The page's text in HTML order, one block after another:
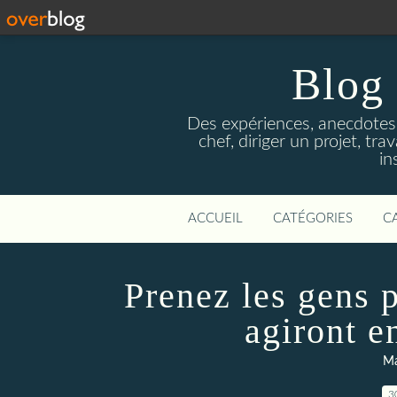
Blog
Des expériences,
chef, diriger un projet,
ACCUEIL CATÉGORIES
Prenez les gens
agiront